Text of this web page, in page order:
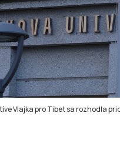
Vlajka pro Tibet sa rozhodla